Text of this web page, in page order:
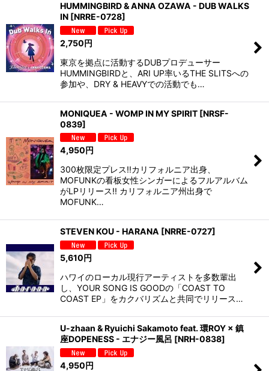
HUMMINGBIRD & ANNA OZAWA - DUB WALKS
IN [NRRE-0728]
2,750円
東京を拠点に活動するDUBプロデューサー
HUMMINGBIRDと、ARI UP率いるTHE SLITSへの
参加や、DRY & HEAVYでの活動でも…
MONIQUEA - WOMP IN MY SPIRIT [NRSF-
0839]
4,950円
300枚限定プレス!!カリフォルニア出身、
MOFUNKの看板女性シンガーによるフルアルバム
がLPリリース!! カリフォルニア州出身で
MOFUNK…
STEVEN KOU - HARANA [NRRE-0727]
5,610円
ハワイのローカル現行アーティストを多数輩出
し、YOUR SONG IS GOODの「COAST TO
COAST EP」をカクバリズムと共同でリリース…
U-zhaan & Ryuichi Sakamoto feat. 環ROY × 鎮
座DOPENESS - エナジー風呂 [NRH-0838]
4,950円